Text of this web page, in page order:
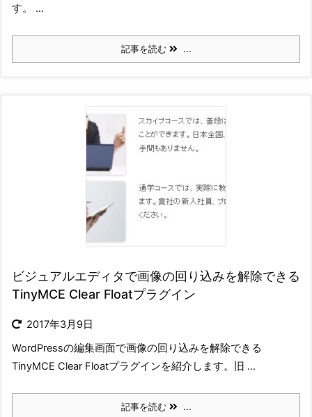
す。 ...
記事を読む ...
ビジュアルエディタで画像の回り込みを解除できる
TinyMCE Clear Floatプラグイン
2017年3月9日
WordPressの編集画面で画像の回り込みを解除できる
TinyMCE Clear Floatプラグインを紹介します。旧 ...
記事を読む ...